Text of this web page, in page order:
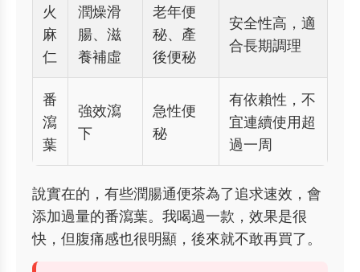
火
麻
仁
潤燥滑
腸、滋
養補虛
老年便
秘、產
後便秘
安全性高，適
合長期調理
番
瀉
葉
強效瀉
下
急性便
秘
有依賴性，不
宜連續使用超
過一周
說實在的，有些潤腸通便茶為了追求速效，會
添加過量的番瀉葉。我喝過一款，效果是很
快，但腹痛感也很明顯，後來就不敢再買了。